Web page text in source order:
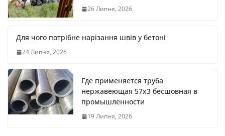
26 Липня, 2026
Для чого потрібне нарізання швів у бетоні
24 Липня, 2026
Где применяется труба
нержавеющая 57х3 бесшовная в
промышленности
19 Липня, 2026